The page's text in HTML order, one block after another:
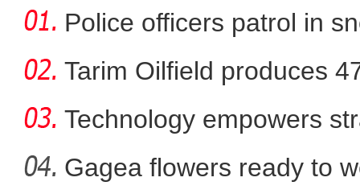
Police officers patrol in
Tarim Oilfield produces
Technology empowers
Xi
Gagea flowers ready to